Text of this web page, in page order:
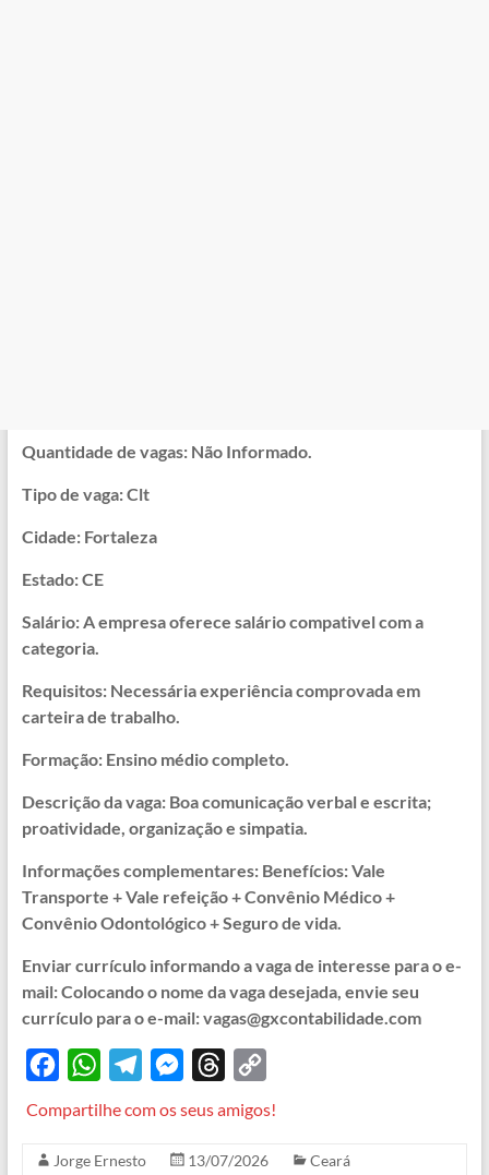
Quantidade de vagas: Não Informado.
Tipo de vaga: Clt
Cidade: Fortaleza
Estado: CE
Salário: A empresa oferece salário compativel com a
categoria.
Requisitos: Necessária experiência comprovada em
carteira de trabalho.
Formação: Ensino médio completo.
Descrição da vaga: Boa comunicação verbal e escrita;
proatividade, organização e simpatia.
Informações complementares: Benefícios: Vale
Transporte + Vale refeição + Convênio Médico +
Convênio Odontológico + Seguro de vida.
Enviar currículo informando a vaga de interesse para o e-
mail: Colocando o nome da vaga desejada, envie seu
currículo para o e-mail: vagas@gxcontabilidade.com
e
W
t
e
M
s
e
y
Compartilhe com os seus amigos!
Jorge Ernesto 13/07/2026 Ceará